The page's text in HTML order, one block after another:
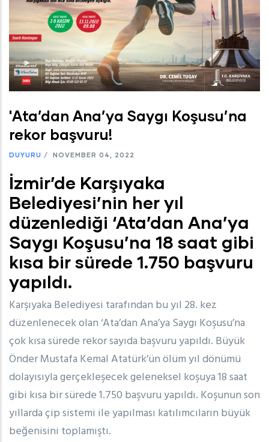
'Ata’dan Ana’ya Saygı Koşusu’na
rekor başvuru!
DUYURU / NOVEMBER 04, 2022
İzmir’de Karşıyaka
Belediyesi’nin her yıl
düzenlediği ‘Ata’dan Ana’ya
Saygı Koşusu’na 18 saat gibi
kısa bir sürede 1.750 başvuru
yapıldı.
Karşıyaka Belediyesi tarafından bu yıl 28. kez
düzenlenecek olan ‘Ata’dan Ana’ya Saygı Koşusu’na
çok kısa sürede rekor sayıda başvuru yapıldı. Büyük
Önder Mustafa Kemal Atatürk’ün ölüm yıl dönümü
dolayısıyla gerçekleşecek geleneksel koşuya 18 saat
gibi kısa bir sürede 1.750 başvuru yapıldı. Koşunun son
yıllarda çip sistemi ile yapılması katılımcıların büyük
beğenisini toplamıştı.